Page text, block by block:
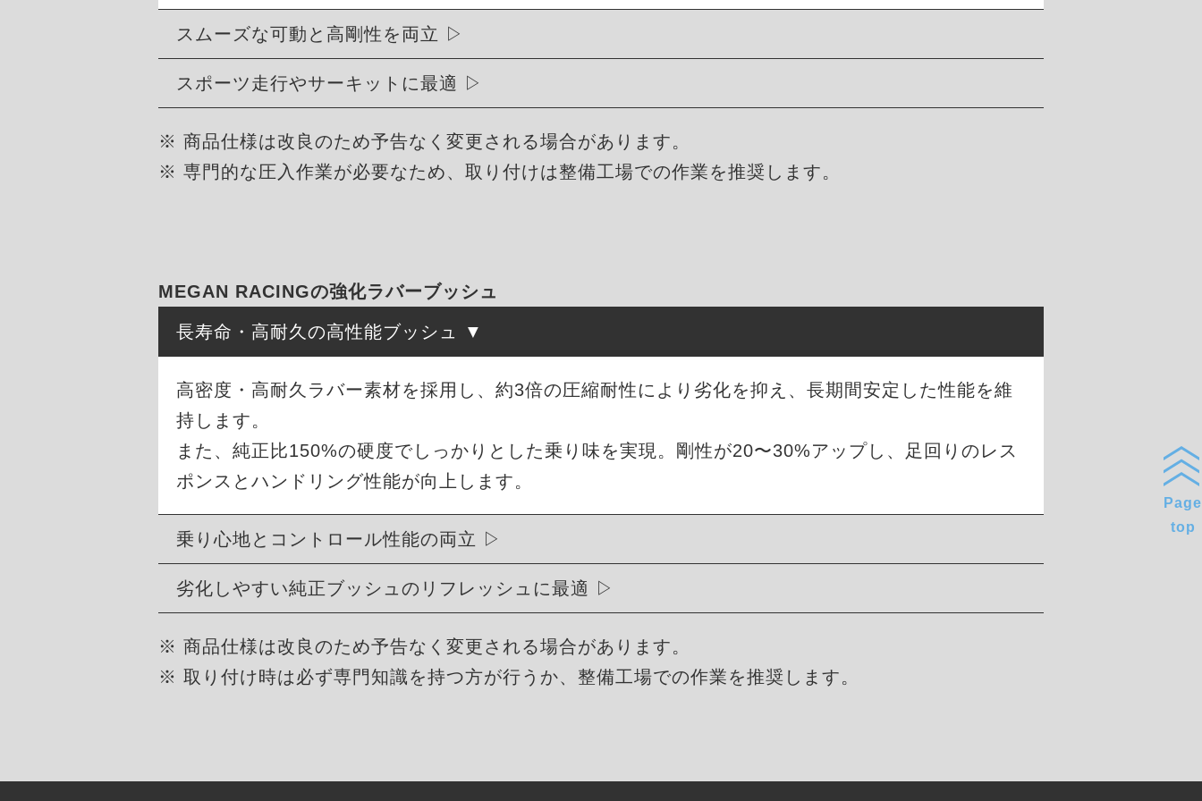
スムーズな可動と高剛性を両立
スポーツ走行やサーキットに最適
※ 商品仕様は改良のため予告なく変更される場合があります。
※ 専門的な圧入作業が必要なため、取り付けは整備工場での作業を推奨します。
MEGAN RACINGの強化ラバーブッシュ
長寿命・高耐久の高性能ブッシュ
高密度・高耐久ラバー素材を採用し、約3倍の圧縮耐性により劣化を抑え、長期間安定した性能を維
持します。
また、純正比150%の硬度でしっかりとした乗り味を実現。剛性が20〜30%アップし、足回りのレス
ポンスとハンドリング性能が向上します。
乗り心地とコントロール性能の両立
劣化しやすい純正ブッシュのリフレッシュに最適
※ 商品仕様は改良のため予告なく変更される場合があります。
※ 取り付け時は必ず専門知識を持つ方が行うか、整備工場での作業を推奨します。
Page
top